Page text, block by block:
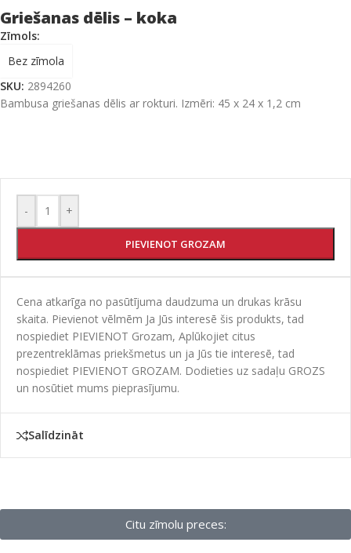
Griešanas dēlis – koka
Zīmols:
Bez zīmola
SKU: 2894260
Bambusa griešanas dēlis ar rokturi. Izmēri: 45 x 24 x 1,2 cm
- +
PIEVIENOT GROZAM
Cena atkarīga no pasūtījuma daudzuma un drukas krāsu
skaita. Pievienot vēlmēm Ja Jūs interesē šis produkts, tad
nospiediet PIEVIENOT Grozam, Aplūkojiet citus
prezentreklāmas priekšmetus un ja Jūs tie interesē, tad
nospiediet PIEVIENOT GROZAM. Dodieties uz sadaļu GROZS
un nosūtiet mums pieprasījumu.
Salīdzināt
Citu zīmolu preces: